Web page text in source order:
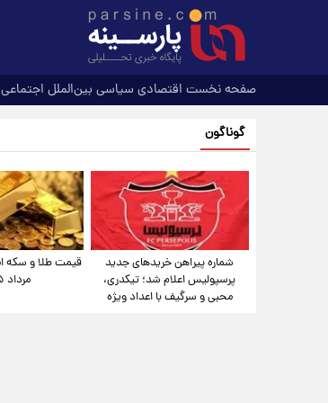
صفحه نخست اقتصادی سیاسی بین‌الملل اجتماعی
گوناگون
شماره پیراهن خریدهای جدید
پرسپولیس اعلام شد؛ تیکدری،
محبی و سرگیف با اعداد ویژه
مرداد ۱۴۰۵